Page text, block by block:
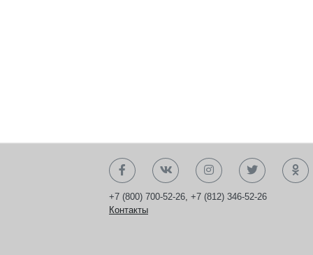
+7 (800) 700-52-26, +7 (812) 346-52-26
Контакты